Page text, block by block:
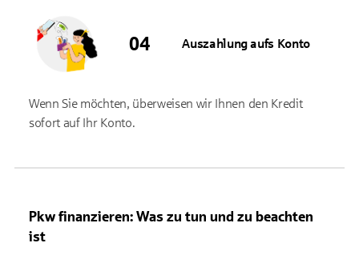
Auszahlung aufs Konto
Wenn Sie möchten, überweisen wir Ihnen den Kredit
sofort auf Ihr Konto.
Pkw finanzieren: Was zu tun und zu beachten
ist